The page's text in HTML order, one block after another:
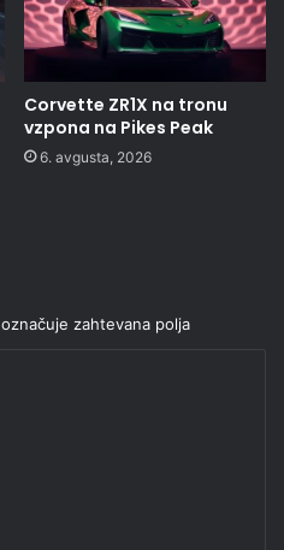
Corvette ZR1X na tronu
vzpona na Pikes Peak
6. avgusta, 2026
označuje zahtevana polja